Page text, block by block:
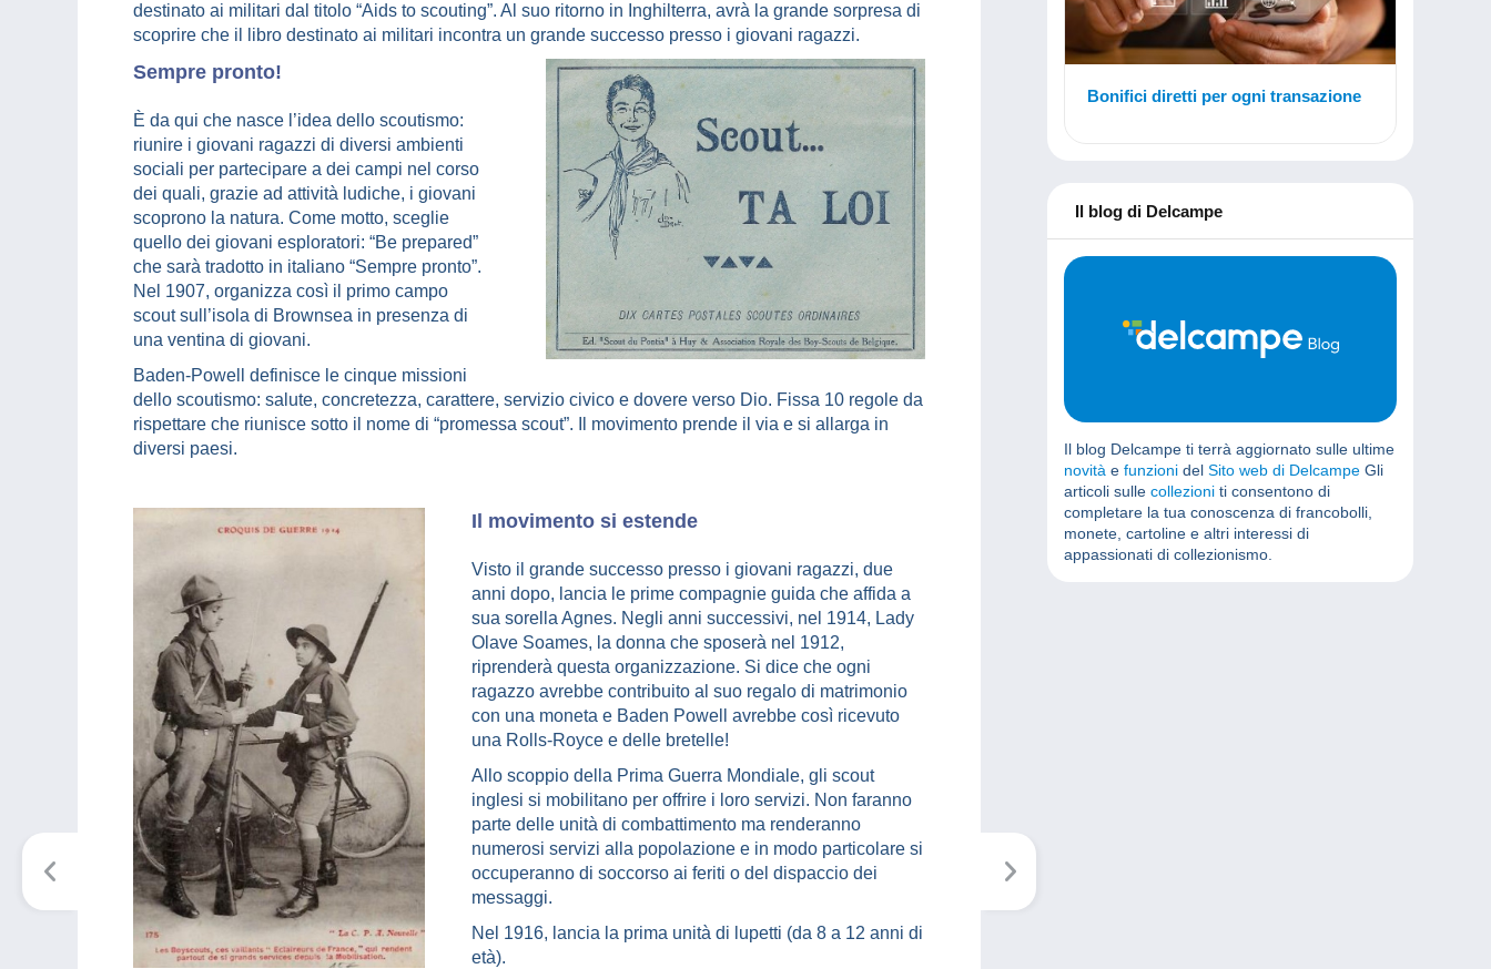
destinato ai militari dal titolo “Aids to scouting”. Al suo ritorno in Inghilterra, avrà la grande sorpresa di
scoprire che il libro destinato ai militari incontra un grande successo presso i giovani ragazzi.
Sempre pronto!
È da qui che nasce l’idea dello scoutismo:
riunire i giovani ragazzi di diversi ambienti
sociali per partecipare a dei campi nel corso
dei quali, grazie ad attività ludiche, i giovani
scoprono la natura. Come motto, sceglie
quello dei giovani esploratori: “Be prepared”
che sarà tradotto in italiano “Sempre pronto”.
Nel 1907, organizza così il primo campo
scout sull’isola di Brownsea in presenza di
una ventina di giovani.
Baden-Powell definisce le cinque missioni
dello scoutismo: salute, concretezza, carattere, servizio civico e dovere verso Dio. Fissa 10 regole da
rispettare che riunisce sotto il nome di “promessa scout”. Il movimento prende il via e si allarga in
diversi paesi.
Il movimento si estende
Visto il grande successo presso i giovani ragazzi, due
anni dopo, lancia le prime compagnie guida che affida a
sua sorella Agnes. Negli anni successivi, nel 1914, Lady
Olave Soames, la donna che sposerà nel 1912,
riprenderà questa organizzazione. Si dice che ogni
ragazzo avrebbe contribuito al suo regalo di matrimonio
con una moneta e Baden Powell avrebbe così ricevuto
una Rolls-Royce e delle bretelle!
Allo scoppio della Prima Guerra Mondiale, gli scout
inglesi si mobilitano per offrire i loro servizi. Non faranno
parte delle unità di combattimento ma renderanno
numerosi servizi alla popolazione e in modo particolare si
occuperanno di soccorso ai feriti o del dispaccio dei
messaggi.
Nel 1916, lancia la prima unità di lupetti (da 8 a 12 anni di
età).
Bonifici diretti per ogni transazione
Il blog di Delcampe
Il blog Delcampe ti terrà aggiornato sulle ultime
novità e funzioni del Sito web di Delcampe Gli
articoli sulle collezioni ti consentono di
completare la tua conoscenza di francobolli,
monete, cartoline e altri interessi di
appassionati di collezionismo.